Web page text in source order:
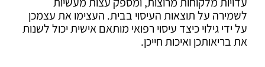
לשמירה על תוצאות העיסוי בבית. העצימו את עצמכן
על ידי גילוי כיצד עיסוי רפואי מותאם אישית יכול לשנות
את בריאותכן ואיכות חייכן.